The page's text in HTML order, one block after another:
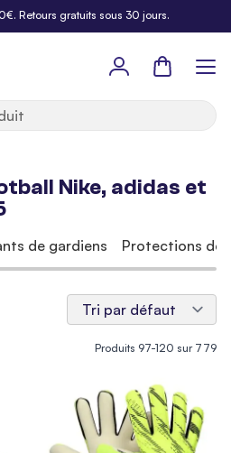
Retours gratuits sous 30 jours.
Panier
Nike, adidas et
Produits 97-120 sur 779
de gardiens Protections de